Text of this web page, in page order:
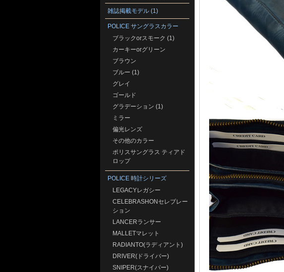
雑誌掲載モデル (1)
POLICE サングラスカラー
ブラックorスモーク (1)
カーキーorグリーン
ブラウン
ブルー (1)
グレイ
ゴールド
グラデーション (1)
ミラー
偏光レンズ
その他のカラー
ポリスサングラス ティアド
ロップ
POLICE 時計シリーズ
LEGACYレガシー
CELEBRASHONセレブレー
ション
LANCERランサー
MALLETマレット
RADIANTO(ラディアント)
DRIVER(ドライバー)
SNIPER(スナイパー)